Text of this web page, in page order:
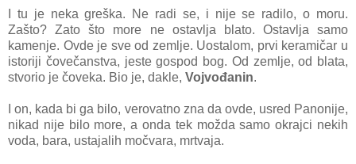
I tu je neka greška. Ne radi se, i nije se radilo, o moru.
Zašto? Zato što more ne ostavlja blato. Ostavlja samo
kamenje. Ovde je sve od zemlje. Uostalom, prvi keramičar u
istoriji čovečanstva, jeste gospod bog. Od zemlje, od blata,
stvorio je čoveka. Bio je, dakle, Vojvođanin.
I on, kada bi ga bilo, verovatno zna da ovde, usred Panonije,
nikad nije bilo more, a onda tek možda samo okrajci nekih
voda, bara, ustajalih močvara, mrtvaja.